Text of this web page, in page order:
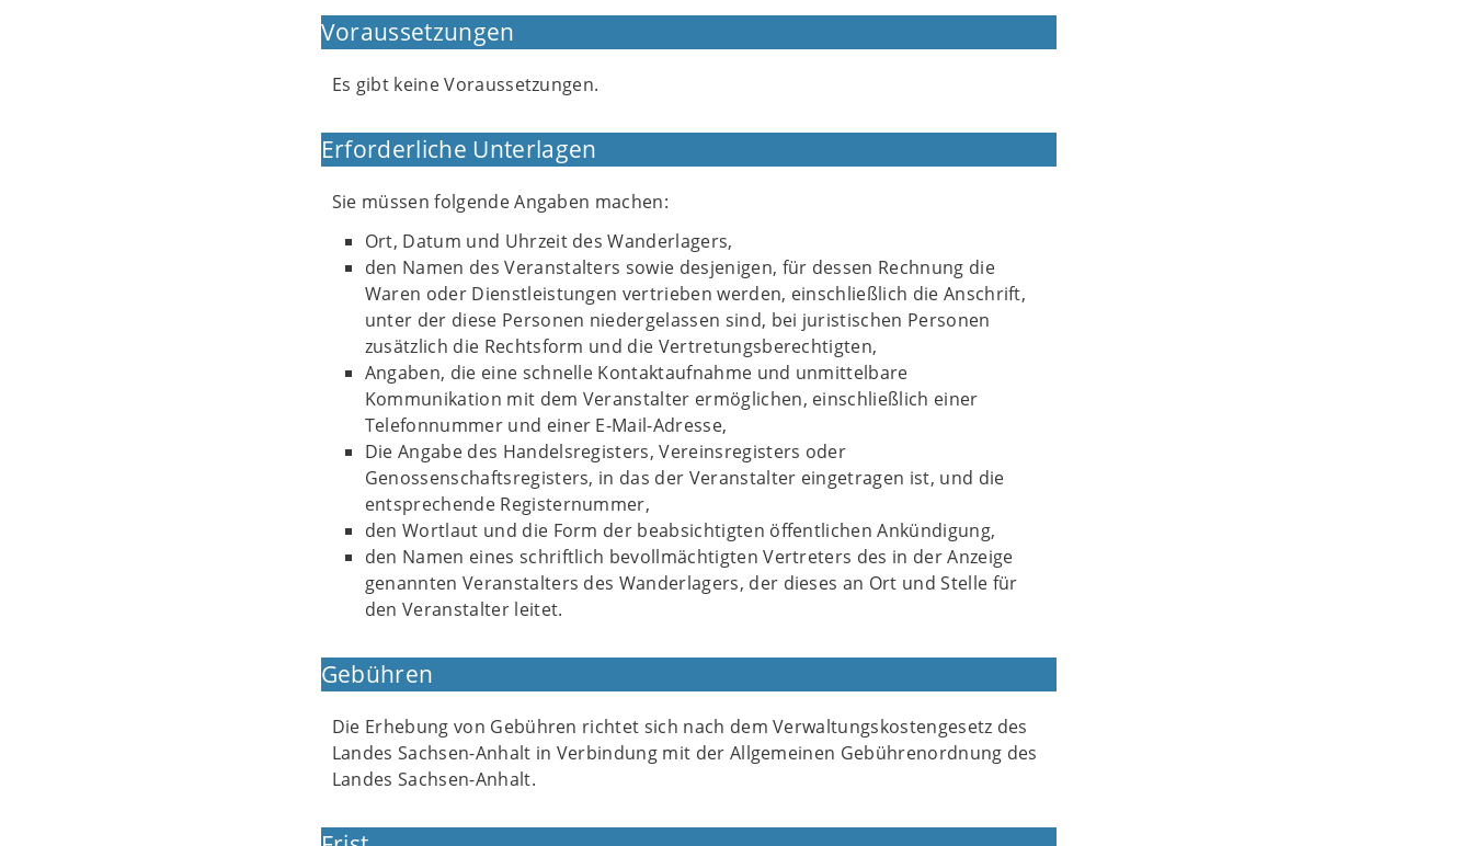
Voraussetzungen
Es gibt keine Voraussetzungen.
Erforderliche Unterlagen
Sie müssen folgende Angaben machen:
Ort, Datum und Uhrzeit des Wanderlagers,
den Namen des Veranstalters sowie desjenigen, für dessen Rechnung die
Waren oder Dienstleistungen vertrieben werden, einschließlich die Anschrift,
unter der diese Personen niedergelassen sind, bei juristischen Personen
zusätzlich die Rechtsform und die Vertretungsberechtigten,
Angaben, die eine schnelle Kontaktaufnahme und unmittelbare
Kommunikation mit dem Veranstalter ermöglichen, einschließlich einer
Telefonnummer und einer E-Mail-Adresse,
Die Angabe des Handelsregisters, Vereinsregisters oder
Genossenschaftsregisters, in das der Veranstalter eingetragen ist, und die
entsprechende Registernummer,
den Wortlaut und die Form der beabsichtigten öffentlichen Ankündigung,
den Namen eines schriftlich bevollmächtigten Vertreters des in der Anzeige
genannten Veranstalters des Wanderlagers, der dieses an Ort und Stelle für
den Veranstalter leitet.
Gebühren
Die Erhebung von Gebühren richtet sich nach dem Verwaltungskostengesetz des
Landes Sachsen-Anhalt in Verbindung mit der Allgemeinen Gebührenordnung des
Landes Sachsen-Anhalt.